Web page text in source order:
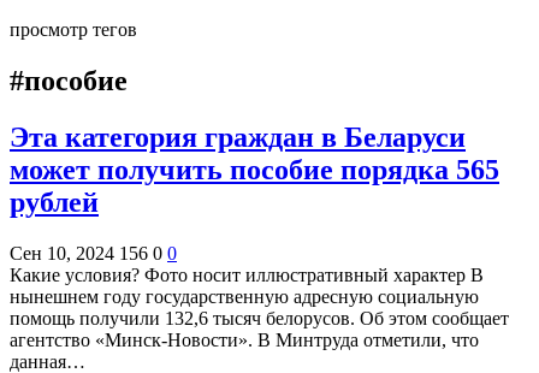
просмотр тегов
#пособие
Эта категория граждан в Беларуси
может получить пособие порядка 565
рублей
Сен 10, 2024 156 0 0
Какие условия? Фото носит иллюстративный характер В
нынешнем году государственную адресную социальную
помощь получили 132,6 тысяч белорусов. Об этом сообщает
агентство «Минск-Новости». В Минтруда отметили, что
данная…